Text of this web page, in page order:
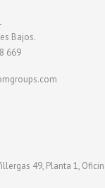
Bajos.
669
49, Planta 1,